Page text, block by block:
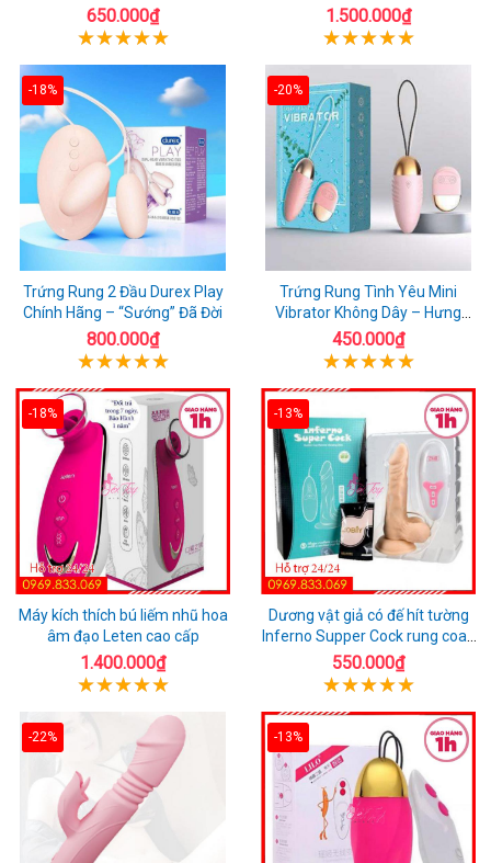
650.000₫
Thông Minh
1.500.000₫
-18%
Trứng Rung 2 Đầu Durex Play
Chính Hãng – “Sướng” Đã Đời
800.000₫
-20%
Trứng Rung Tình Yêu Mini
Vibrator Không Dây – Hưng
Phấn Mọi Nơi
450.000₫
-18%
Máy kích thích bú liếm nhũ hoa
âm đạo Leten cao cấp
1.400.000₫
-13%
Dương vật giả có đế hít tường
Inferno Supper Cock rung coay
7 chế độ
550.000₫
-22% -13%